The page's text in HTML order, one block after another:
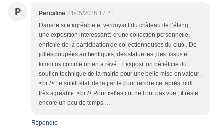
P Percaline 21/05/2026 17:21
Dans le site agréable et verdoyant du château de l’étang ,
une exposition interessante d’une collection personnelle,
enrichie de la participation de collectionneuses du club . De
jolies poupées authentiques, des statuettes ,des tissus et
kimonos comme on en a rêvé . L’exposition bénéficie du
soutien technique de la mairie pour une belle mise en valeur .
<br /> Le soleil était de la partie pour rendre cet après midi
très agréable. <br /> Pour celles qui ne l’ont pas vue , il reste
encore un peu de temps ….
Répondre